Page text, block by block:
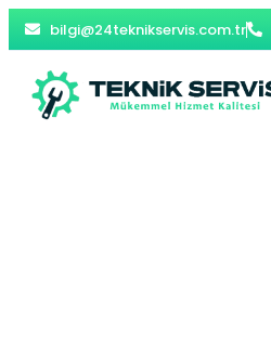
bilgi@24teknikservis.com.tr